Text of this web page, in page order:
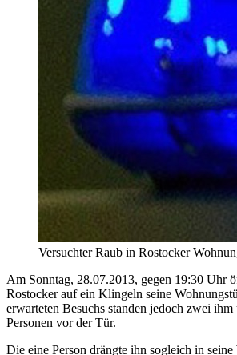
Versuchter Raub in Rostocker
Am Sonntag, 28.07.2013, gegen 19:30 Uhr
Rostocker auf ein Klingeln seine
erwarteten Besuchs standen jedoch zwei
Personen vor der Tür.
Die eine Person drängte ihn sogleich in